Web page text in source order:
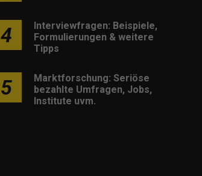
4
Interviewfragen: Beispiele,
Formulierungen & weitere
Tipps
5
Marktforschung: Seriöse
bezahlte Umfragen, Jobs,
Institute uvm.